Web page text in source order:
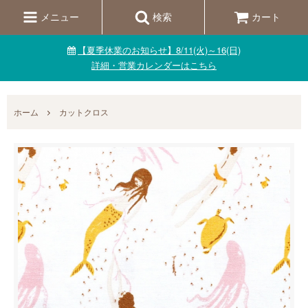
メニュー 検索 カート
【夏季休業のお知らせ】8/11(火)～16(日)
詳細・営業カレンダーはこちら
ホーム カットクロス